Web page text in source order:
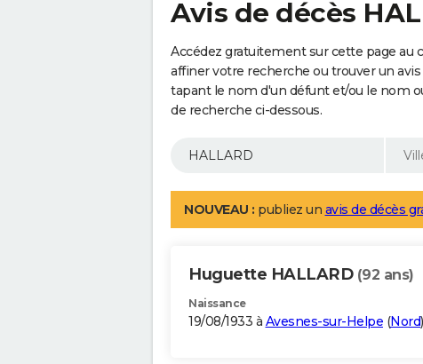
Avis de décès
Accédez gratuitement sur cette page au
affiner votre recherche ou trouver un
tapant le nom d'un défunt et/ou le nom
de recherche ci-dessous.
NOUVEAU : publiez un avis de décès
Huguette HALLARD (92 ans)
Naissance
19/08/1933 à Avesnes-sur-Helpe (Nord)